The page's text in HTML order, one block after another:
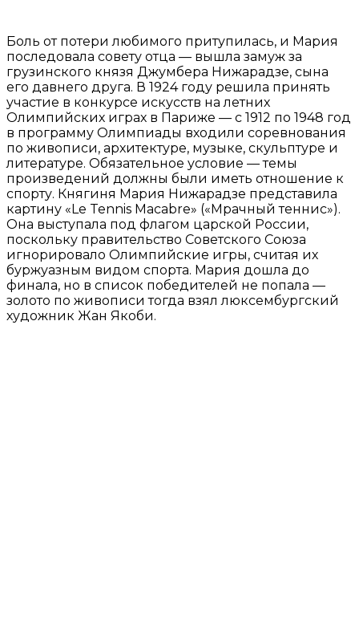
Боль от потери любимого притупилась, и Мария
последовала совету отца — вышла замуж за
грузинского князя Джумбера Нижарадзе, сына
его давнего друга. В 1924 году решила принять
участие в конкурсе искусств на летних
Олимпийских играх в Париже — с 1912 по 1948 год
в программу Олимпиады входили соревнования
по живописи, архитектуре, музыке, скульптуре и
литературе. Обязательное условие — темы
произведений должны были иметь отношение к
спорту. Княгиня Мария Нижарадзе представила
картину «Le Tennis Macabre» («Мрачный теннис»).
Она выступала под флагом царской России,
поскольку правительство Советского Союза
игнорировало Олимпийские игры, считая их
буржуазным видом спорта. Мария дошла до
финала, но в список победителей не попала —
золото по живописи тогда взял люксембургский
художник Жан Якоби.